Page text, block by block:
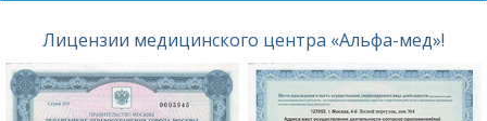
Лицензии медицинского центра «Альфа-мед»!